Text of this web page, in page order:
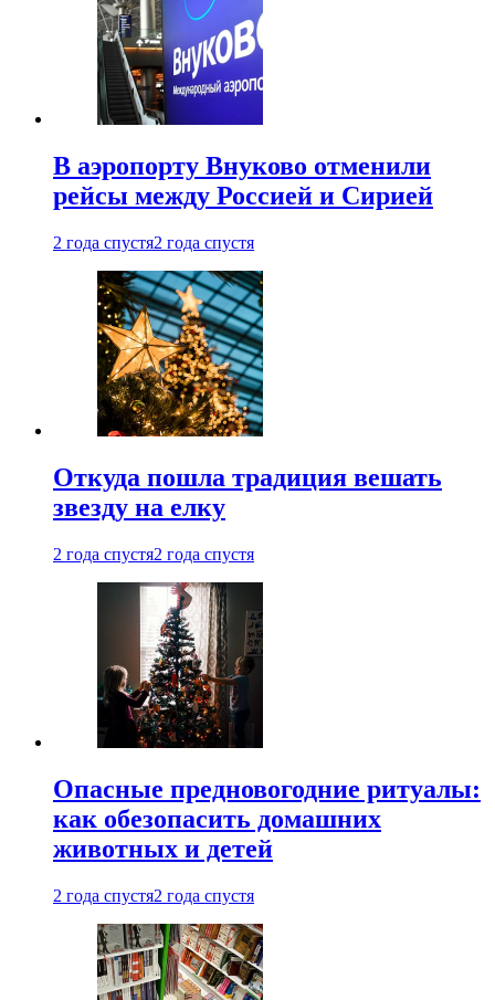
В аэропорту Внуково отменили
рейсы между Россией и Сирией
2 года спустя2 года спустя
Откуда пошла традиция вешать
звезду на елку
2 года спустя2 года спустя
Опасные предновогодние ритуалы:
как обезопасить домашних
животных и детей
2 года спустя2 года спустя